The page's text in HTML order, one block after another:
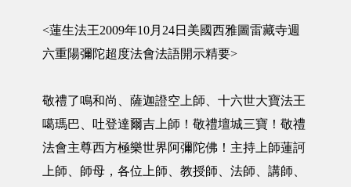
<蓮生法王2009年10月24日美國西雅圖雷藏寺週
六重陽彌陀超度法會法語開示精要>
敬禮了鳴和尚、薩迦證空上師、十六世大寶法王
噶瑪巴、吐登達爾吉上師！敬禮壇城三寶！敬禮
法會主尊西方極樂世界阿彌陀佛！主持上師蓮訶
上師、師母，各位上師、教授師、法師、講師、